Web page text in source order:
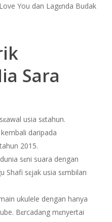
You dan Lagɛnda Budak
Sara
usia sɛtahun.
daripada
2015.
sɛni suara dengan
Shafi sɛjak usia sɛmbilan
ukulele dengan hanya
Bɛrcadang mɛnyertai